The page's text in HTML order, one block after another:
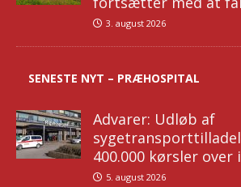
3. august 2026
SENESTE NYT – PRÆHOSPITAL
Advarer: Udløb af
400.000 kørsler
5. august 2026